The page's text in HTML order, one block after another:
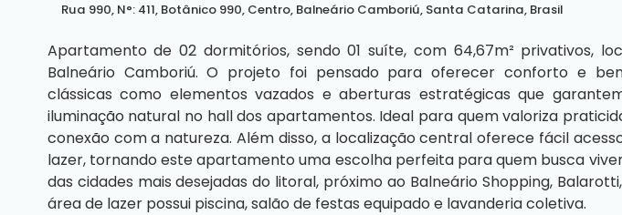
Rua 990, N°: 411, Botânico 990, Centro, Balneário Camboriú, Santa Catarina, Brasil
Apartamento de 02 dormitórios, sendo 01 suíte, com 64,67m² privativos,
Balneário Camboriú. O projeto foi pensado para oferecer conforto e
clássicas como elementos vazados e aberturas estratégicas que
iluminação natural no hall dos apartamentos. Ideal para quem valoriza
conexão com a natureza. Além disso, a localização central oferece fácil
lazer, tornando este apartamento uma escolha perfeita para quem busca
das cidades mais desejadas do litoral, próximo ao Balneário Shopping,
área de lazer possui piscina, salão de festas equipado e lavanderia coletiva.